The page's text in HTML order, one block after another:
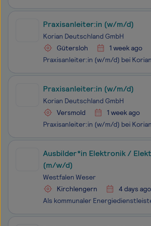
Praxisanleiter:in (w/m/d)
Korian Deutschland GmbH
Gütersloh
1 week ago
Praxisanleiter:in (w/m/d)
Korian Deutschland GmbH
Versmold
1 week ago
Ausbilder*in Elektronik /
(m/w/d)
Westfalen Weser
Kirchlengern
4 days ago